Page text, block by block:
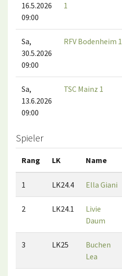
16.5.2026
09:00
1
Sa,
30.5.2026
09:00
RFV Bodenheim 1
Sa,
13.6.2026
09:00
TSC Mainz 1
Spieler
Rang LK Name
1 LK24.4 Ella Giani
2 LK24.1
Livie
Daum
3 LK25
Buchen
Lea